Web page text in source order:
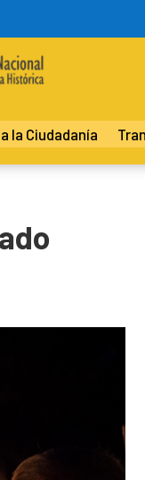
la Ciudadanía